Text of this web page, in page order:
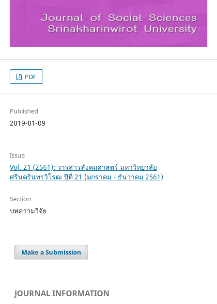
PDF
Published
2019-01-09
Issue
Vol. 21 (2561): วารสารสังคมศาสตร์ มหาวิทยาลัย
ศรีนครินทรวิโรฒ ปีที่ 21 (มกราคม - ธันวาคม 2561)
Section
บทความวิจัย
Make a Submission
JOURNAL INFORMATION